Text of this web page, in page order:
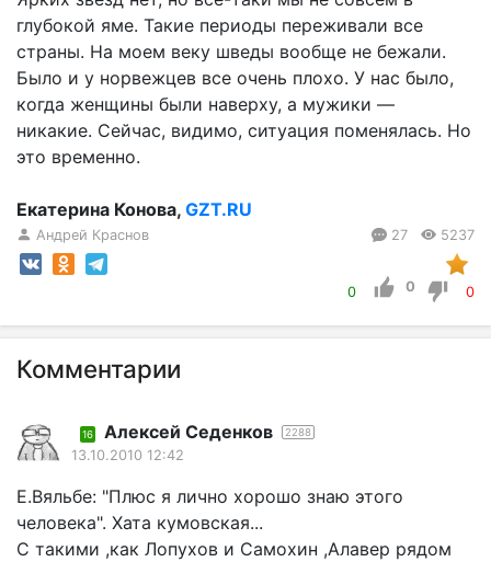
глубокой яме. Такие периоды переживали все
страны. На моем веку шведы вообще не бежали.
Было и у норвежцев все очень плохо. У нас было,
когда женщины были наверху, а мужики —
никакие. Сейчас, видимо, ситуация поменялась. Но
это временно.
Екатерина Конова, GZT.RU
Андрей Краснов 27 5237
0 0 0
Комментарии
16 Алексей Седенков 2288
13.10.2010 12:42
Е.Вяльбе: "Плюс я лично хорошо знаю этого
человека". Хата кумовская...
С такими ,как Лопухов и Самохин ,Алавер рядом